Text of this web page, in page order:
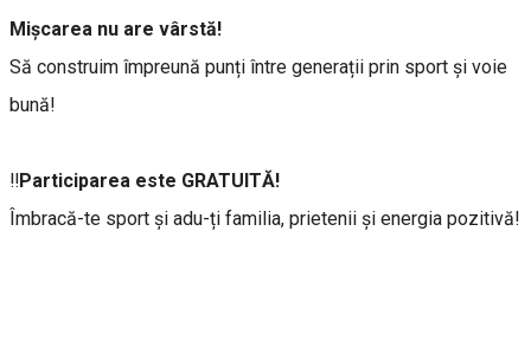
Mișcarea nu are vârstă!
Să construim împreună punți între generații prin sport și voie
bună!
‼️Participarea este GRATUITĂ!
Îmbracă-te sport și adu-ți familia, prietenii și energia pozitivă!